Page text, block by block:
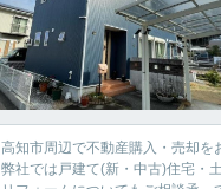
高知市周辺で不動産購入・売却を
弊社では戸建て(新・中古)住宅・